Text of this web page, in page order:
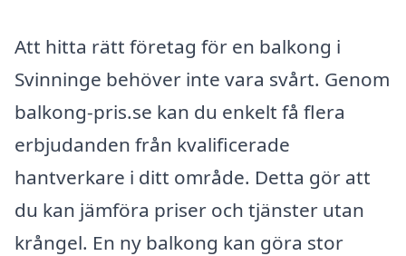
Att hitta rätt företag för en balkong i
Svinninge behöver inte vara svårt. Genom
balkong-pris.se kan du enkelt få flera
erbjudanden från kvalificerade
hantverkare i ditt område. Detta gör att
du kan jämföra priser och tjänster utan
krångel. En ny balkong kan göra stor